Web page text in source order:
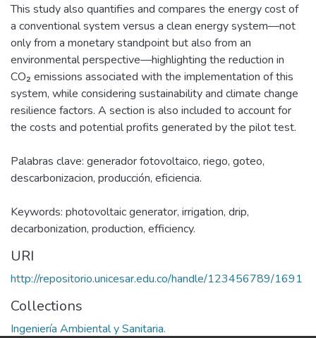
This study also quantifies and compares the energy cost of
a conventional system versus a clean energy system—not
only from a monetary standpoint but also from an
environmental perspective—highlighting the reduction in
CO₂ emissions associated with the implementation of this
system, while considering sustainability and climate change
resilience factors. A section is also included to account for
the costs and potential profits generated by the pilot test.
Palabras clave: generador fotovoltaico, riego, goteo,
descarbonizacion, producción, eficiencia.
Keywords: photovoltaic generator, irrigation, drip,
decarbonization, production, efficiency.
URI
http://repositorio.unicesar.edu.co/handle/123456789/1691
Collections
Ingeniería Ambiental y Sanitaria.